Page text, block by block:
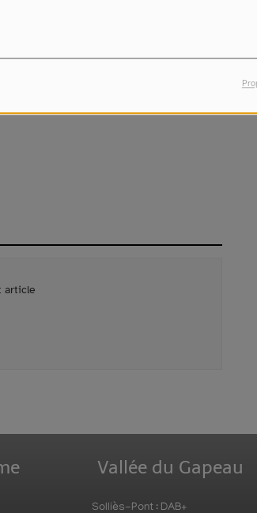
article
Vallée du Gapeau
Solliès-Pont : DAB+